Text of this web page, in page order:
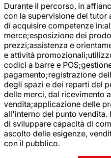
Durante il percorso, in
con la supervisione del
di acquisire competenze
merce;esposizione dei
prezzi;assistenza e
e attività
codici a barre e
pagamento;registrazione
degli spazi e dei reparti del
delle merci, dal ricevimento
vendita;applicazione delle
all'interno del punto
di sviluppare capacità di
ascolto delle esigenze,
con il pubblico.